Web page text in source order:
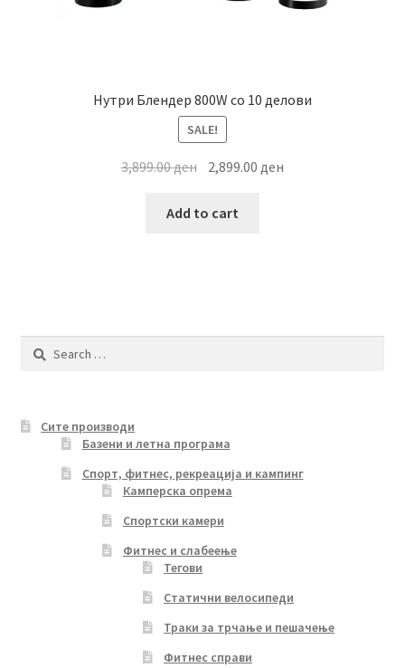
Нутри Блендер 800W со 10 делови
SALE!
3,899.00ден Original
was:
2,899.00 ден
Add to cart
Search
Сите производи
Базени и летна програма
Спорт, фитнес, рекреација и кампинг
Камперска опрема
Спортски камери
Фитнес и слабеење
Тегови
Статични велосипеди
Траки за трчање и пешачење
Фитнес справи